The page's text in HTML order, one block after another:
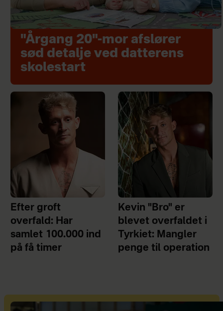
"Årgang 20"-mor afslører
sød detalje ved datterens
skolestart
Efter groft
overfald: Har
samlet 100.000 ind
på få timer
Kevin "Bro" er
blevet overfaldet i
Tyrkiet: Mangler
penge til operation